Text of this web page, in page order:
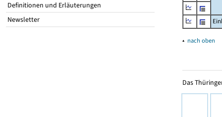
Definitionen und Erläuterungen
Newsletter
▴ nach oben
Das